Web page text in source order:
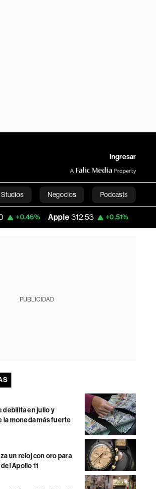
Ingresar
Studios Negocios Podcasts
Apple 312.53 +0.51% USD COP 3,159.39
PUBLICIDAD
debilita en julio y
la moneda más fuerte
un reloj con oro para
Apollo 11